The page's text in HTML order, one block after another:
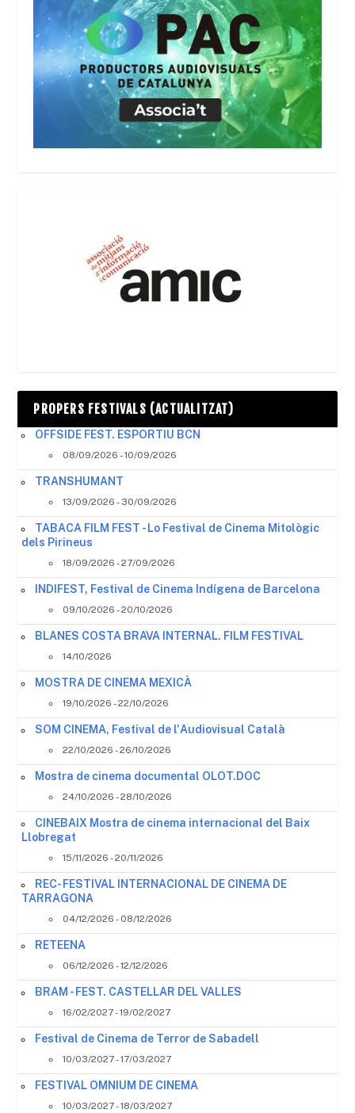
PROPERS FESTIVALS (ACTUALITZAT)
OFFSIDE FEST. ESPORTIU BCN
08/09/2026 - 10/09/2026
TRANSHUMANT
13/09/2026 - 30/09/2026
TABACA FILM FEST - Lo Festival de Cinema Mitològic
dels Pirineus
18/09/2026 - 27/09/2026
INDIFEST, Festival de Cinema Indígena de Barcelona
09/10/2026 - 20/10/2026
BLANES COSTA BRAVA INTERNAL. FILM FESTIVAL
14/10/2026
MOSTRA DE CINEMA MEXICÀ
19/10/2026 - 22/10/2026
SOM CINEMA, Festival de l'Audiovisual Català
22/10/2026 - 26/10/2026
Mostra de cinema documental OLOT.DOC
24/10/2026 - 28/10/2026
CINEBAIX Mostra de cinema internacional del Baix
Llobregat
15/11/2026 - 20/11/2026
REC- FESTIVAL INTERNACIONAL DE CINEMA DE
TARRAGONA
04/12/2026 - 08/12/2026
RETEENA
06/12/2026 - 12/12/2026
BRAM - FEST. CASTELLAR DEL VALLES
16/02/2027 - 19/02/2027
Festival de Cinema de Terror de Sabadell
10/03/2027 - 17/03/2027
FESTIVAL OMNIUM DE CINEMA
10/03/2027 - 18/03/2027